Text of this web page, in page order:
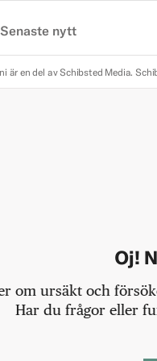
Senaste nytt
är en del av Schibsted Media.
Oj!
om ursäkt och
Har du frågor eller